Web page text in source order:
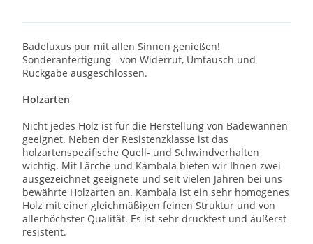
Badeluxus pur mit allen Sinnen genießen!
Sonderanfertigung - von Widerruf, Umtausch und
Rückgabe ausgeschlossen.
Holzarten
Nicht jedes Holz ist für die Herstellung von Badewannen
geeignet. Neben der Resistenzklasse ist das
holzartenspezifische Quell- und Schwindverhalten
wichtig. Mit Lärche und Kambala bieten wir Ihnen zwei
ausgezeichnet geeignete und seit vielen Jahren bei uns
bewährte Holzarten an. Kambala ist ein sehr homogenes
Holz mit einer gleichmäßigen feinen Struktur und von
allerhöchster Qualität. Es ist sehr druckfest und äußerst
resistent.